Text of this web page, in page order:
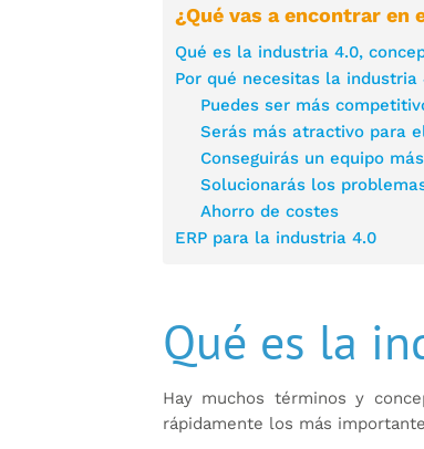
¿Qué vas a encontrar en
Qué es la industria 4.0,
Por qué necesitas la industria
Puedes ser más
Serás más atractivo para
Conseguirás un equipo
Solucionarás los
Ahorro de costes
ERP para la industria 4.0
Qué es la
Hay muchos términos y
rápidamente los más